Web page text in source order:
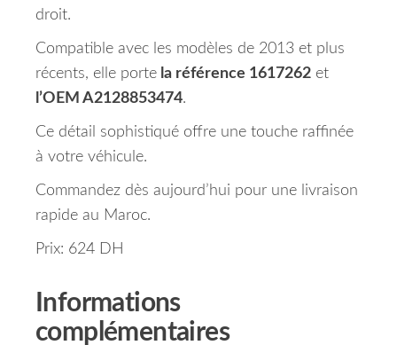
droit.
Compatible avec les modèles de 2013 et plus
récents, elle porte la référence 1617262 et
l’OEM A2128853474.
Ce détail sophistiqué offre une touche raffinée
à votre véhicule.
Commandez dès aujourd’hui pour une livraison
rapide au Maroc.
Prix: 624 DH
Informations
complémentaires